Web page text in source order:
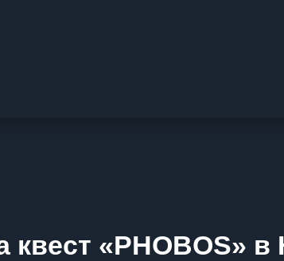
«PHOBOS»